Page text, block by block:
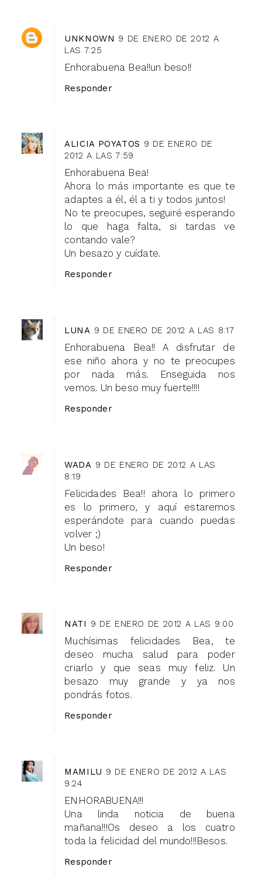
UNKNOWN 9 DE ENERO DE 2012 A
LAS 7:25
Enhorabuena Bea!!un beso!!
Responder
ALICIA POYATOS 9 DE ENERO DE
2012 A LAS 7:59
Enhorabuena Bea!
Ahora lo más importante es que te
adaptes a él, él a ti y todos juntos!
No te preocupes, seguiré esperando
lo que haga falta, si tardas ve
contando vale?
Un besazo y cuídate.
Responder
LUNA 9 DE ENERO DE 2012 A LAS 8:17
Enhorabuena Bea!! A disfrutar de
ese niño ahora y no te preocupes
por nada más. Enseguida nos
vemos. Un beso muy fuerte!!!!
Responder
WADA 9 DE ENERO DE 2012 A LAS
8:19
Felicidades Bea!! ahora lo primero
es lo primero, y aquí estaremos
esperándote para cuando puedas
volver ;)
Un beso!
Responder
NATI 9 DE ENERO DE 2012 A LAS 9:00
Muchísimas felicidades Bea, te
deseo mucha salud para poder
criarlo y que seas muy feliz. Un
besazo muy grande y ya nos
pondrás fotos.
Responder
MAMILU 9 DE ENERO DE 2012 A LAS
9:24
ENHORABUENA!!!
Una linda noticia de buena
mañana!!!Os deseo a los cuatro
toda la felicidad del mundo!!!Besos.
Responder